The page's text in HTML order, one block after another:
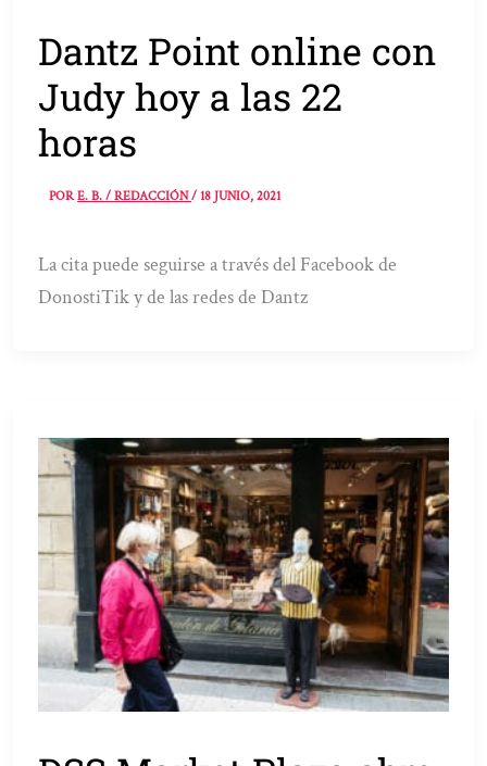
Dantz Point online con
Judy hoy a las 22
horas
PORE. B. / REDACCIÓN/18 JUNIO, 2021
La cita puede seguirse a través del Facebook de
DonostiTik y de las redes de Dantz